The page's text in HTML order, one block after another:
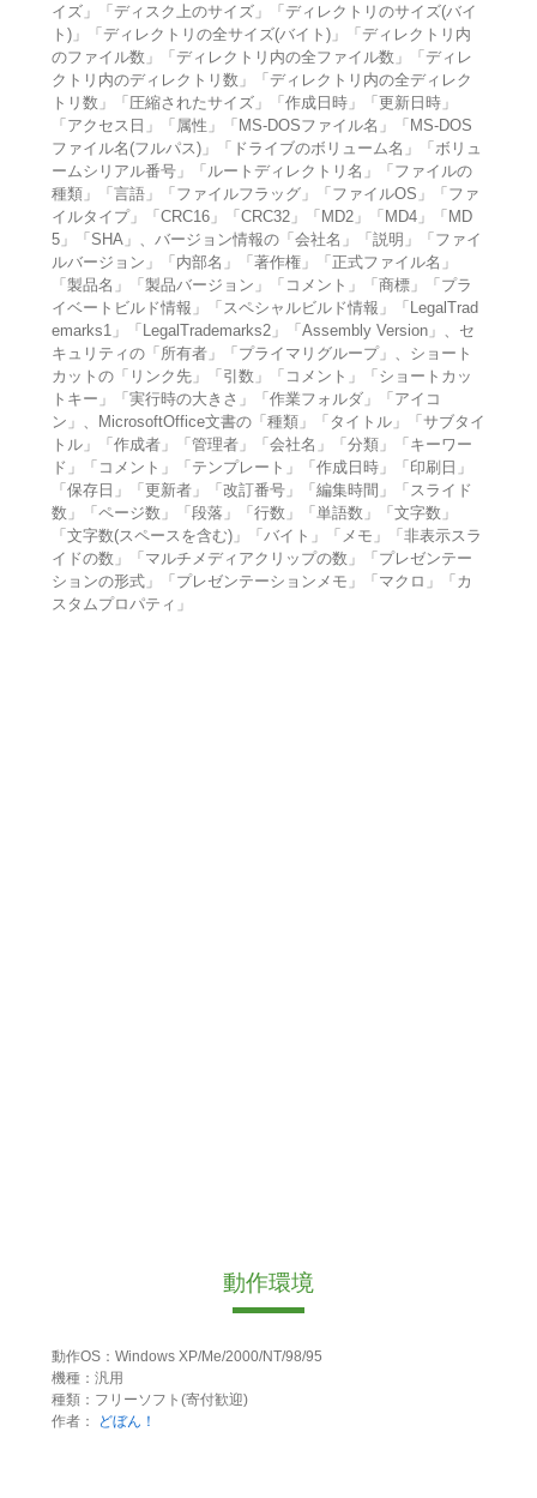
イズ」「ディスク上のサイズ」「ディレクトリのサイズ(バイ
ト)」「ディレクトリの全サイズ(バイト)」「ディレクトリ内
のファイル数」「ディレクトリ内の全ファイル数」「ディレ
クトリ内のディレクトリ数」「ディレクトリ内の全ディレク
トリ数」「圧縮されたサイズ」「作成日時」「更新日時」
「アクセス日」「属性」「MS-DOSファイル名」「MS-DOS
ファイル名(フルパス)」「ドライブのボリューム名」「ボリュ
ームシリアル番号」「ルートディレクトリ名」「ファイルの
種類」「言語」「ファイルフラッグ」「ファイルOS」「ファ
イルタイプ」「CRC16」「CRC32」「MD2」「MD4」「MD
5」「SHA」、バージョン情報の「会社名」「説明」「ファイ
ルバージョン」「内部名」「著作権」「正式ファイル名」
「製品名」「製品バージョン」「コメント」「商標」「プラ
イベートビルド情報」「スペシャルビルド情報」「LegalTrad
emarks1」「LegalTrademarks2」「Assembly Version」、セ
キュリティの「所有者」「プライマリグループ」、ショート
カットの「リンク先」「引数」「コメント」「ショートカッ
トキー」「実行時の大きさ」「作業フォルダ」「アイコ
ン」、MicrosoftOffice文書の「種類」「タイトル」「サブタイ
トル」「作成者」「管理者」「会社名」「分類」「キーワー
ド」「コメント」「テンプレート」「作成日時」「印刷日」
「保存日」「更新者」「改訂番号」「編集時間」「スライド
数」「ページ数」「段落」「行数」「単語数」「文字数」
「文字数(スペースを含む)」「バイト」「メモ」「非表示スラ
イドの数」「マルチメディアクリップの数」「プレゼンテー
ションの形式」「プレゼンテーションメモ」「マクロ」「カ
スタムプロパティ」
動作環境
動作OS：Windows XP/Me/2000/NT/98/95
機種：汎用
種類：フリーソフト(寄付歓迎)
作者：
どぼん！